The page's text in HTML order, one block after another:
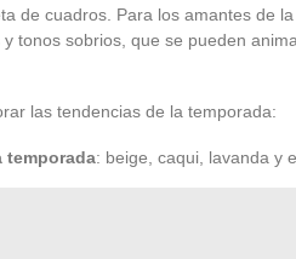
de cuadros. Para los amantes de
tonos sobrios, que se pueden
las tendencias de la temporada:
temporada: beige, caqui, lavanda y